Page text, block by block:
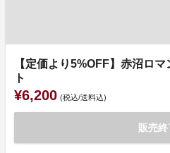
【定価より5%OFF】赤沼ロ
ト
¥6,200 (税込/送料込)
販売終